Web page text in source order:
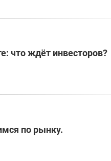
что ждёт инвесторов?
по рынку.